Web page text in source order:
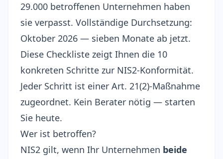
29.000 betroffenen Unternehmen haben
sie verpasst. Vollständige Durchsetzung:
Oktober 2026 — sieben Monate ab jetzt.
Diese Checkliste zeigt Ihnen die 10
konkreten Schritte zur NIS2-Konformität.
Jeder Schritt ist einer Art. 21(2)-Maßnahme
zugeordnet. Kein Berater nötig — starten
Sie heute.
Wer ist betroffen?
NIS2 gilt, wenn Ihr Unternehmen beide